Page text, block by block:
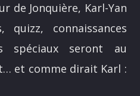
de Jonquière, Karl-Yan
quizz, connaissances
spéciaux seront au
et comme dirait Karl :